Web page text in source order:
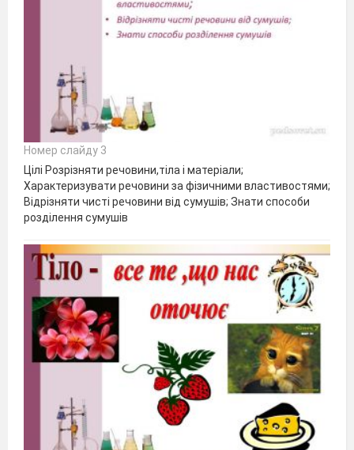
Номер слайду 3
Цілі Розрізняти речовини,тіла і матеріали;
Характеризувати речовини за фізичними властивостями;
Відрізняти чисті речовини від сумушів; Знати способи
розділення сумушів